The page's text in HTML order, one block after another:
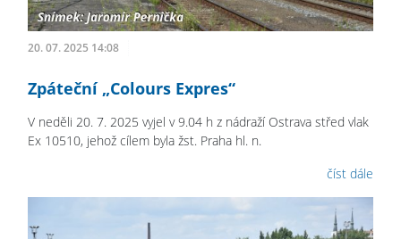
20. 07. 2025 14:08
Zpáteční „Colours Expres“
V neděli 20. 7. 2025 vyjel v 9.04 h z nádraží Ostrava střed vlak
Ex 10510, jehož cílem byla žst. Praha hl. n.
číst dále